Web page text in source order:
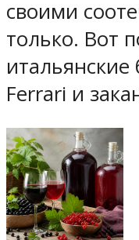
своими
только. Вот
Ferrari и